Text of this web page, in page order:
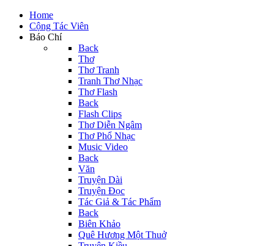
Home
Cộng Tác Viên
Báo Chí
Back
Thơ
Thơ Tranh
Tranh Thơ Nhạc
Thơ Flash
Back
Flash Clips
Thơ Diễn Ngâm
Thơ Phổ Nhạc
Music Video
Back
Văn
Truyện Dài
Truyện Đọc
Tác Giả & Tác Phẩm
Back
Biên Khảo
Quê Hương Một Thuở